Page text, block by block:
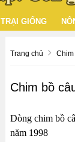
TRẠI GIỐNG
Trang chủ
Chim bồ
Dòng chim bồ
năm 1998